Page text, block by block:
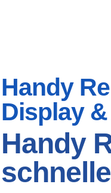
Handy
Display
Handy